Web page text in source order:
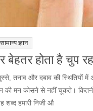
सामान्य ज्ञान
बेहतर होता है चुप
गुस्से, तनाव और दबाव की
की मन कोसने से नहीं चूकते।
शब्द हमारी निजी औ